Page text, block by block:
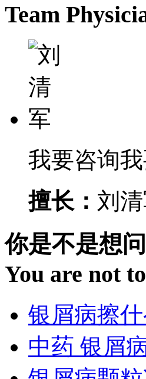
Team
我要咨询
擅长： 刘
你是不是想问
You are not
银屑病擦
中药 银屑